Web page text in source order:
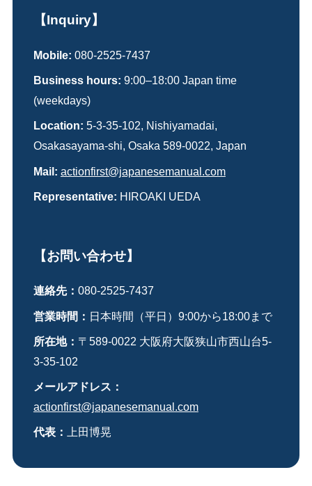
【Inquiry】
Mobile: 080-2525-7437
Business hours: 9:00–18:00 Japan time
(weekdays)
Location: 5-3-35-102, Nishiyamadai,
Osakasayama-shi, Osaka 589-0022, Japan
Mail: actionfirst@japanesemanual.com
Representative: HIROAKI UEDA
【お問い合わせ】
連絡先： 080-2525-7437
営業時間： 日本時間（平日）9:00から18:00まで
所在地： 〒589-0022 大阪府大阪狭山市西山台5-
3-35-102
メールアドレス：
actionfirst@japanesemanual.com
代表： 上田博晃